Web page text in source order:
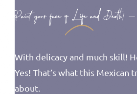
Paint your face ofLifeand Death! —
With delicacy and much skill!
Yes! That’s what this Mexican
about.